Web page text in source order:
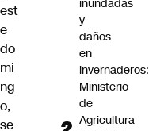
est
e
do
mi
ng
o,
se
inundadas
y
daños
en
invernaderos:
Ministerio
de
Agricultura